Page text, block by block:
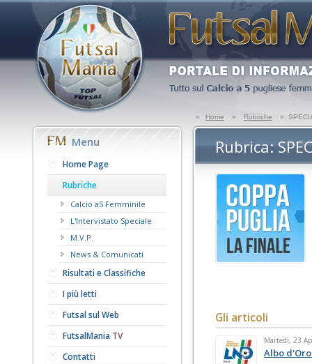
» Home » Rubriche »
Menu
Home Page
Rubriche
Calcio a5 Femminile
L'Intervistato Speciale
M.V.P.
News & Comunicati
Risultati e Classifiche
I più letti
Futsal sul Web
FutsalMania TV
Contatti
Rubrica:
Gli articoli
Martedì, 23
Albo